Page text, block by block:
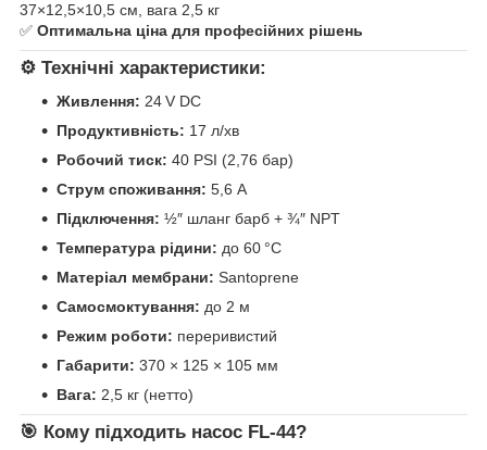
37×12,5×10,5 см, вага 2,5 кг
✅ Оптимальна ціна для професійних рішень
⚙️ Технічні характеристики:
Живлення: 24 V DC
Продуктивність: 17 л/хв
Робочий тиск: 40 PSI (2,76 бар)
Струм споживання: 5,6 A
Підключення: ½″ шланг барб + ¾″ NPT
Температура рідини: до 60 °C
Матеріал мембрани: Santoprene
Самосмоктування: до 2 м
Режим роботи: переривистий
Габарити: 370 × 125 × 105 мм
Вага: 2,5 кг (нетто)
🎯 Кому підходить насос FL‑44?